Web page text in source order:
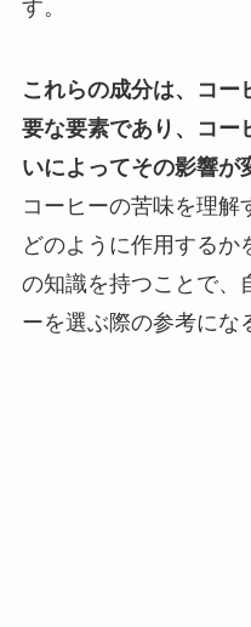
す。
これらの成分は、コー
要な要素であり、コー
いによってその影響が
コーヒーの苦味を理解
どのように作用するか
の知識を持つことで、
ーを選ぶ際の参考にな